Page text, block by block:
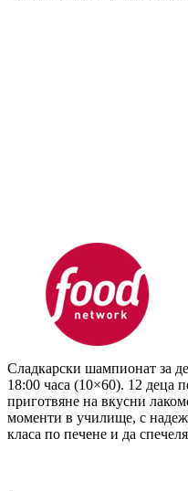
Сладкарски шампионат за
18:00 часа (10×60). 12 деца
приготвяне на вкусни
моменти в училище, с
класа по печене и да